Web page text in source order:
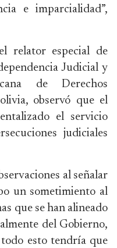
e imparcialidad”,
relator especial de
Judicial y
de Derechos
observó que el
el servicio
judiciales
al señalar
un sometimiento al
que se han alineado
del Gobierno,
esto tendría que